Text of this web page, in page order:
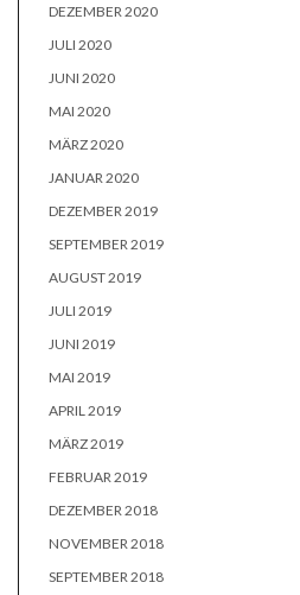
DEZEMBER 2020
JULI 2020
JUNI 2020
MAI 2020
MÄRZ 2020
JANUAR 2020
DEZEMBER 2019
SEPTEMBER 2019
AUGUST 2019
JULI 2019
JUNI 2019
MAI 2019
APRIL 2019
MÄRZ 2019
FEBRUAR 2019
DEZEMBER 2018
NOVEMBER 2018
SEPTEMBER 2018